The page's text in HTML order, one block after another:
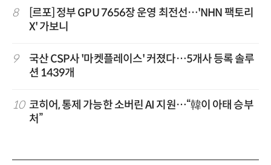
8
[르포] 정부 GPU 7656장 운영 최전선…'NHN 팩토리
X' 가보니
9
국산 CSP사 '마켓플레이스' 커졌다…5개사 등록 솔루
션 1439개
10 코히어, 통제 가능한 소버린 AI 지원…“韓이 아태 승부
처”